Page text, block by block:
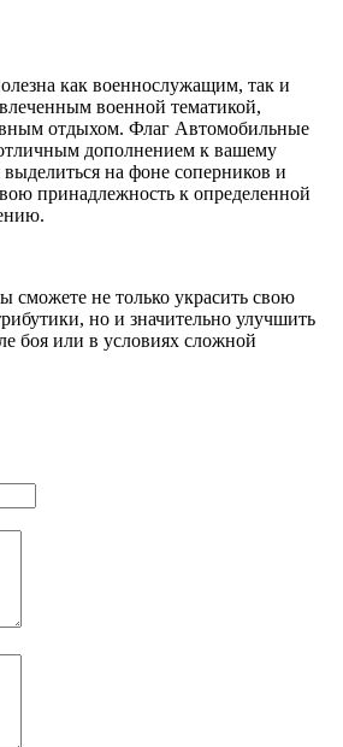
как военнослужащим, так и
военной тематикой,
отдыхом. Флаг Автомобильные
дополнением к вашему
на фоне соперников и
принадлежность к определенной
сможете не только украсить свою
но и значительно улучшить
боя или в условиях сложной